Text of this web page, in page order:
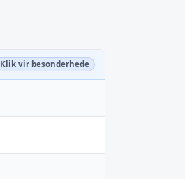
Klik vir besonderhede